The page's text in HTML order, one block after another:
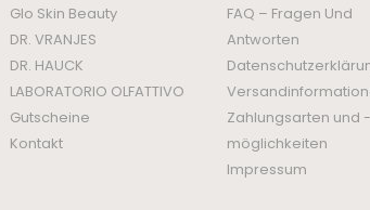
Glo Skin Beauty
DR. VRANJES
DR. HAUCK
LABORATORIO OLFATTIVO
Gutscheine
Kontakt
FAQ – Fragen Und
Antworten
Zahlungsarten und -
möglichkeiten
Impressum